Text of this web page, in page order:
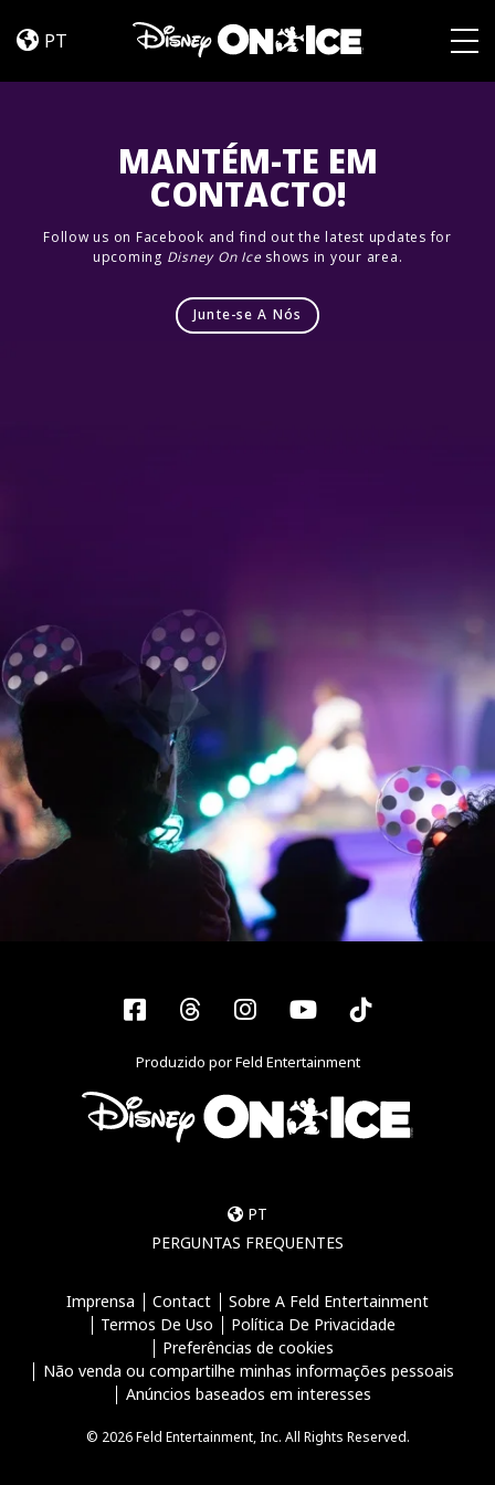
BigPT
MANTÉM-TE EM
CONTACTO!
Follow us on Facebook and find out the latest updates for
upcoming Disney On Iceshows in your area.
Junte-se A Nós
Facebook
ThreadsInstagram
YouTubeTiktok
Produzido por Feld Entertainment
PT
PERGUNTAS FREQUENTES
Imprensa Contact
Sobre A Feld Entertainment
Termos De Uso
Política De Privacidade
Preferências de cookies
Não venda ou compartilhe minhas informações pessoais
Anúncios baseados em interesses
© 2026 Feld Entertainment, Inc. All Rights Reserved.